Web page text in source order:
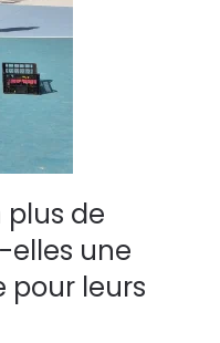
plus de
elles une
pour leurs